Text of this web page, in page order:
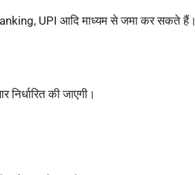
UPI आदि माध्यम से जमा कर सकते हैं।
की जाएगी।